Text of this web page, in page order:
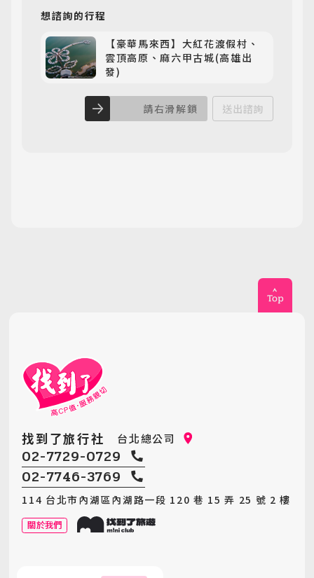
想諮詢的行程
【豪華馬來西】大紅花渡假村、
雲頂高原、麻六甲古城(高雄出
發)
請右滑解鎖 送出諮詢
找到了旅行社 台北總公司
02-7729-0729
02-7746-3769
114 台北市內湖區內湖路一段 120 巷 15 弄 25 號 2 樓
關於我們